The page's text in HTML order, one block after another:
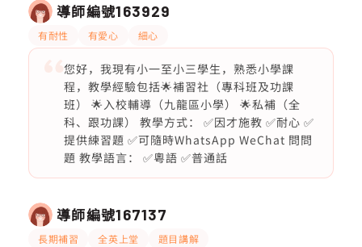
導師編號163929
有耐性 有愛心 細心
您好，我現有小一至小三學生，熟悉小學課
程，教學經驗包括🌟補習社（專科班及功課
班） 🌟入校輔導（九龍區小學） 🌟私補（全
科、跟功課） 教學方式： ✅因才施教 ✅耐心 ✅
提供練習題 ✅可隨時WhatsApp WeChat 問問
題 教學語言： ✅粵語 ✅普通話
導師編號167137
長期補習 全英上堂 題目講解